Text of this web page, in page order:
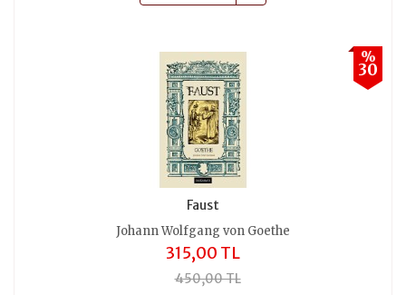
%
30
Faust
Johann Wolfgang von Goethe
315,00 TL
450,00 TL